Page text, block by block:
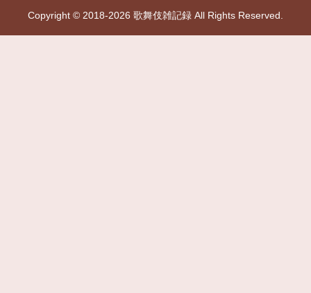
Copyright © 2018-2026 歌舞伎雑記録 All Rights Reserved.